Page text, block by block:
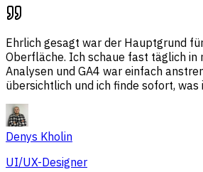
Ehrlich gesagt war der Hauptgrund
Oberfläche. Ich schaue fast täglich in
Analysen und GA4 war einfach
übersichtlich und ich finde sofort, was
Denys Kholin
UI/UX-Designer